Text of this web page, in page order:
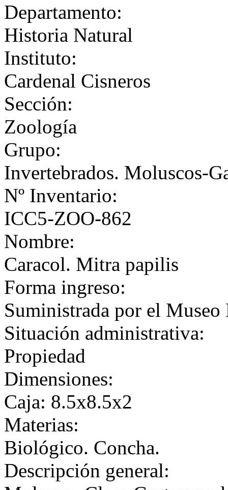
Departamento:
Historia Natural
Instituto:
Cardenal Cisneros
Sección:
Zoología
Grupo:
Invertebrados. Moluscos-
Nº Inventario:
ICC5-ZOO-862
Nombre:
Caracol. Mitra papilis
Forma ingreso:
Suministrada por el
Situación administrativa:
Propiedad
Dimensiones:
Caja: 8.5x8.5x2
Materias:
Biológico. Concha.
Descripción general: